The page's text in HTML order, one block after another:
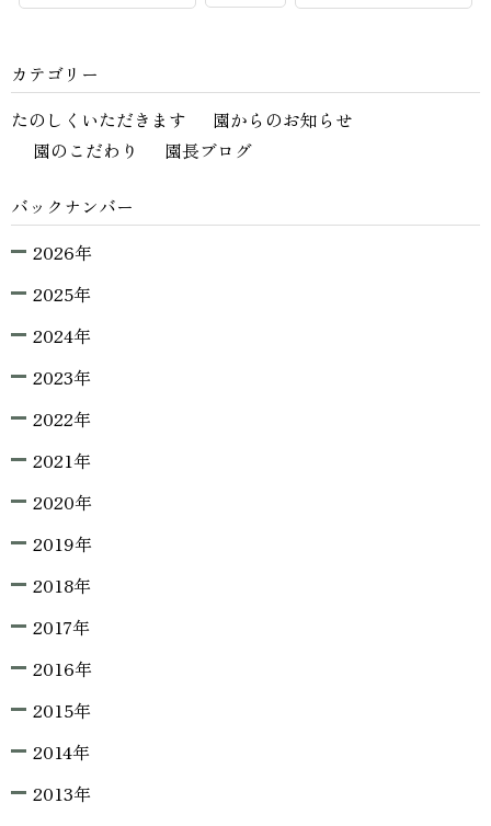
カテゴリー
たのしくいただきます
園からのお知らせ
園のこだわり
園長ブログ
バックナンバー
2026年
2025年
2024年
2023年
2022年
2021年
2020年
2019年
2018年
2017年
2016年
2015年
2014年
2013年